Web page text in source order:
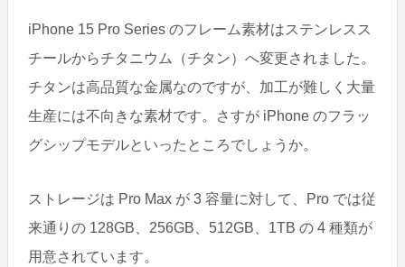
iPhone 15 Pro Series のフレーム素材はステンレスス
チールからチタニウム（チタン）へ変更されました。
チタンは高品質な金属なのですが、加工が難しく大量
生産には不向きな素材です。さすが iPhone のフラッ
グシップモデルといったところでしょうか。
ストレージは Pro Max が 3 容量に対して、Pro では従
来通りの 128GB、256GB、512GB、1TB の 4 種類が
用意されています。